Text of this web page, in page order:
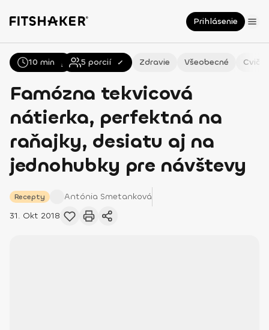
Prihlásenie
Všetky Recepty Zdravie Všeobecné
Famózna tekvicová
nátierka, perfektná na
raňajky, desiatu aj na
jednohubky pre návštevy
Recepty Antónia Smetanková
31. Okt 2018
10 min 5 porcií